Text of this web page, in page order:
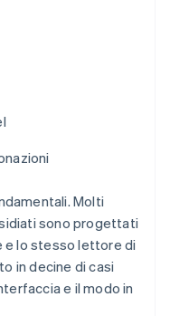
Molti
sono progettati
e lo stesso lettore di
in decine di casi
e il modo in